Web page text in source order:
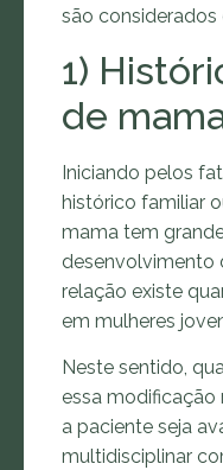
são
1)
de
Iniciando pelos
histórico familiar
mama tem
desenvolvimento
relação existe
em mulheres
Neste sentido,
essa modificação
a paciente seja
multidisciplinar